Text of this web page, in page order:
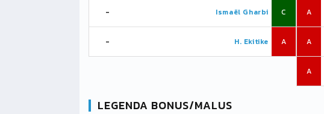
- Ismaël Gharbi C
- H. Ekitike A
A
A
A
LEGENDA BONUS/MALUS